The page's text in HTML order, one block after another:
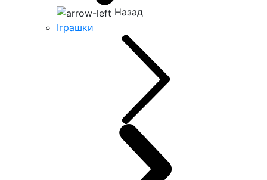
Назад
Іграшки